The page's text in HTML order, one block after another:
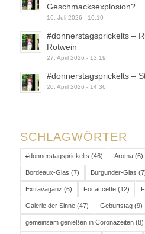
Geschmacksexplosion?
16. Juli 2026 - 10:10
#donnerstagsprickelts –
Rotwein
27. April 2026 - 13:19
#donnerstagsprickelts –
20. April 2026 - 14:36
SCHLAGWÖRTER
#donnerstagsprickelts (46) Aroma(6)
Bordeaux-Glas (7) Burgunder-Glas
Extravaganz (6) Focaccette(12)
Galerie der Sinne(47) Geburtstag(9)
gemeinsam genießen in Coronazeiten(8)